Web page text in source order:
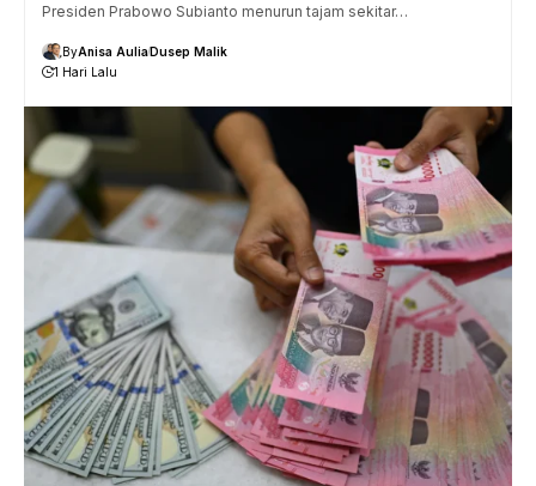
Presiden Prabowo Subianto menurun tajam sekitar…
ByAnisa AuliaDusep Malik
1 Hari Lalu